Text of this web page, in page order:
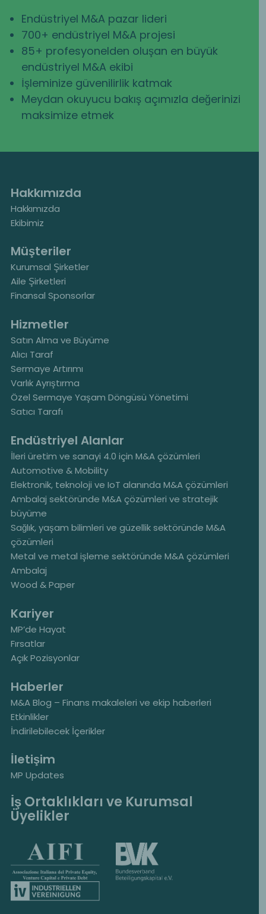
Endüstriyel M&A pazar lideri
700+ endüstriyel M&A projesi
85+ profesyonelden oluşan en büyük
endüstriyel M&A ekibi
İşleminize güvenilirlik katmak
Meydan okuyucu bakış açımızla değerinizi
maksimize etmek
Hakkımızda
Hakkımızda
Ekibimiz
Müşteriler
Kurumsal Şirketler
Aile Şirketleri
Finansal Sponsorlar
Hizmetler
Satın Alma ve Büyüme
Alıcı Taraf
Sermaye Artırımı
Varlık Ayrıştırma
Özel Sermaye Yaşam Döngüsü Yönetimi
Satıcı Tarafı
Endüstriyel Alanlar
İleri üretim ve sanayi 4.0 için M&A çözümleri
Automotive & Mobility
Elektronik, teknoloji ve IoT alanında M&A çözümleri
Ambalaj sektöründe M&A çözümleri ve stratejik
büyüme
Sağlık, yaşam bilimleri ve güzellik sektöründe M&A
çözümleri
Metal ve metal işleme sektöründe M&A çözümleri
Ambalaj
Wood & Paper
Kariyer
MP’de Hayat
Fırsatlar
Açık Pozisyonlar
Haberler
M&A Blog – Finans makaleleri ve ekip haberleri
Etkinlikler
İndirilebilecek İçerikler
İletişim
MP Updates
İş Ortaklıkları ve Kurumsal
Üyelikler